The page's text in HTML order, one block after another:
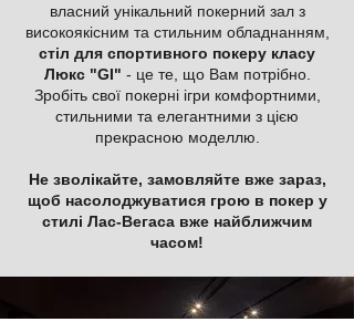
власний унікальний покерний зал з
високоякісним та стильним обладнанням,
стіл для спортивного покеру класу
Люкс "GI" - це те, що Вам потрібно.
Зробіть свої покерні ігри комфортними,
стильними та елегантними з цією
прекрасною моделлю.
Не зволікайте, замовляйте вже зараз,
щоб насолоджуватися грою в покер у
стилі Лас-Вегаса вже найближчим
часом!